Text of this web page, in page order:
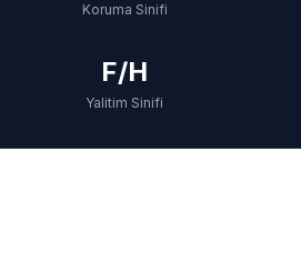
Koruma Sinifi
F/H
Yalitim Sinifi